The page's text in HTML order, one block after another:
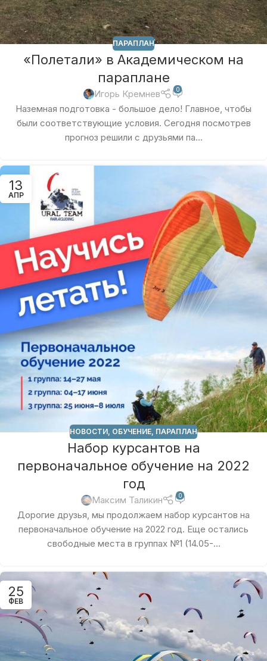
ПАРАПЛАН
«Полетали» в Академическом на
параплане
Игорь Кремнев 0
Наземная подготовка - большое дело! Главное, чтобы
были соответствующие условия. Сегодня посмотрев
прогноз решили с друзьями па...
13
АПР
НОВОСТИ ОБУЧЕНИЕ ПАРАПЛАН
Набор курсантов на
первоначальное обучение на 2022
год
Максим Таликин 0
Дорогие друзья, мы продолжаем набор курсантов на
первоначальное обучение на 2022 год. Еще остались
свободные места в группах №1 (14.05-...
25
ФЕВ